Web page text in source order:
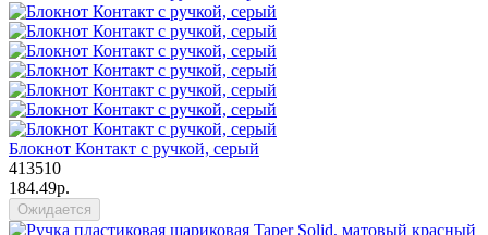
Блокнот Контакт с ручкой, серый
413510
184.49р.
Ожидается